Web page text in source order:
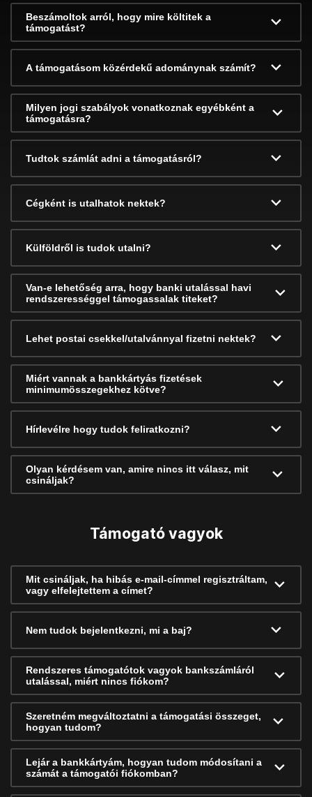
Beszámoltok arról, hogy mire költitek a
támogatást?
A támogatásom közérdekű adománynak számít?
Milyen jogi szabályok vonatkoznak egyébként a
támogatásra?
Tudtok számlát adni a támogatásról?
Cégként is utalhatok nektek?
Külföldről is tudok utalni?
Van-e lehetőség arra, hogy banki utalással havi
rendszerességgel támogassalak titeket?
Lehet postai csekkel/utalvánnyal fizetni nektek?
Miért vannak a bankkártyás fizetések
minimumösszegekhez kötve?
Hírlevélre hogy tudok feliratkozni?
Olyan kérdésem van, amire nincs itt válasz, mit
csináljak?
Támogató vagyok
Mit csináljak, ha hibás e-mail-címmel regisztráltam,
vagy elfelejtettem a címet?
Nem tudok bejelentkezni, mi a baj?
Rendszeres támogatótok vagyok bankszámláról
utalással, miért nincs fiókom?
Szeretném megváltoztatni a támogatási összeget,
hogyan tudom?
Lejár a bankkártyám, hogyan tudom módosítani a
számát a támogatói fiókomban?